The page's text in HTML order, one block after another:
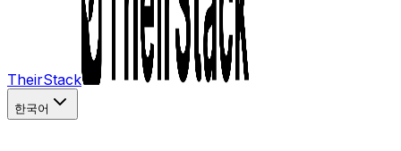
TheirStack
한국어